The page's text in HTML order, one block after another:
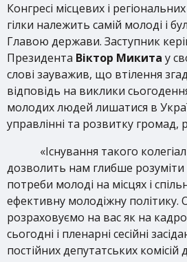
Конгресі місцевих і
гілки належить самій молоді і
Главою держави. Заступник
Президента Віктор Микита у
слові зауважив, що втілення
відповідь на виклики
молодих людей лишатися в
управлінні та розвитку громад,
«Існування такого
дозволить нам глибше розуміти
потреби молоді на місцях і
ефективну молодіжну політику.
розраховуємо на вас як на
сьогодні і пленарні сесійні
постійних депутатських комісій